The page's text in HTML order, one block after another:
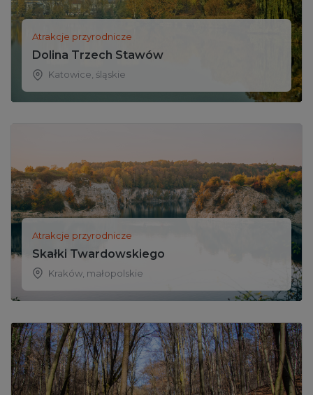
Atrakcje przyrodnicze
Dolina Trzech Stawów
Katowice, śląskie
Atrakcje przyrodnicze
Skałki Twardowskiego
Kraków małopolskie